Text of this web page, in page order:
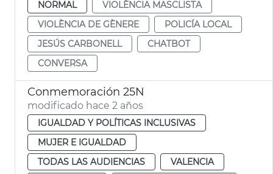
NORMAL
VIOLÈNCIA MASCLISTA
VIOLÈNCIA DE GÈNERE
POLICÍA LOCAL
JESÚS CARBONELL
CHATBOT
CONVERSA
Conmemoración 25N
modificado hace 2 años
IGUALDAD Y POLÍTICAS INCLUSIVAS
MUJER E IGUALDAD
TODAS LAS AUDIENCIAS
VALENCIA